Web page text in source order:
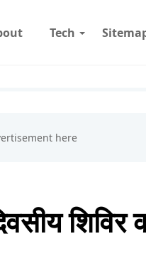
Tech